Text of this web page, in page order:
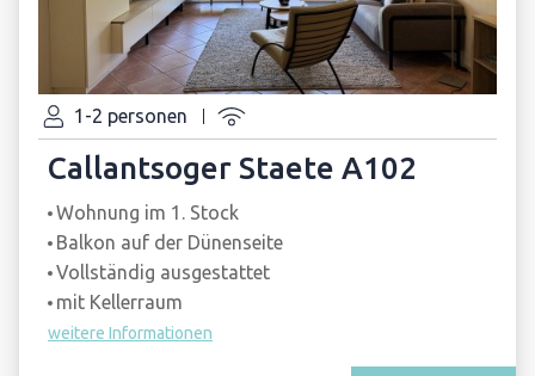
1-2 personen
Callantsoger Staete A102
Wohnung im 1. Stock
Balkon auf der Dünenseite
Vollständig ausgestattet
mit Kellerraum
weitere Informationen